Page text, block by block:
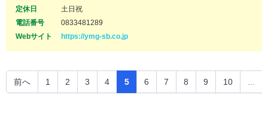
定休日
土日祝
電話番号
0833481289
Webサイト
https://ymg-sb.co.jp
前へ 1 2 3 4 5 6 7 8 9 10